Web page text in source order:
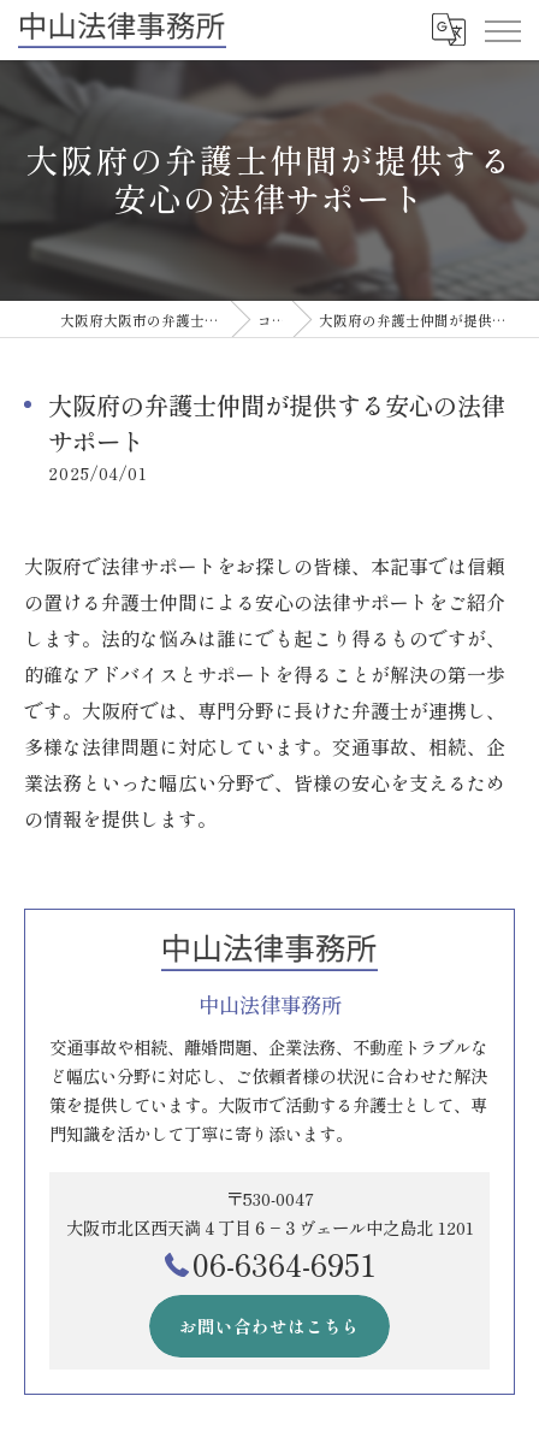
大阪府の弁護士仲間が提供する
安心の法律サポート
大阪府大阪市の弁護士なら中山法律事務所 コラム 大阪府の弁護士仲間が提供する安心の法律サポート
大阪府の弁護士仲間が提供する安心の法律
サポート
2025/04/01
大阪府で法律サポートをお探しの皆様、本記事では信頼
の置ける弁護士仲間による安心の法律サポートをご紹介
します。法的な悩みは誰にでも起こり得るものですが、
的確なアドバイスとサポートを得ることが解決の第一歩
です。大阪府では、専門分野に長けた弁護士が連携し、
多様な法律問題に対応しています。交通事故、相続、企
業法務といった幅広い分野で、皆様の安心を支えるため
の情報を提供します。
中山法律事務所
交通事故や相続、離婚問題、企業法務、不動産トラブルな
ど幅広い分野に対応し、ご依頼者様の状況に合わせた解決
策を提供しています。大阪市で活動する弁護士として、専
門知識を活かして丁寧に寄り添います。
〒530-0047
大阪市北区西天満４丁目６−３ヴェール中之島北 1201
06-6364-6951
お問い合わせはこちら